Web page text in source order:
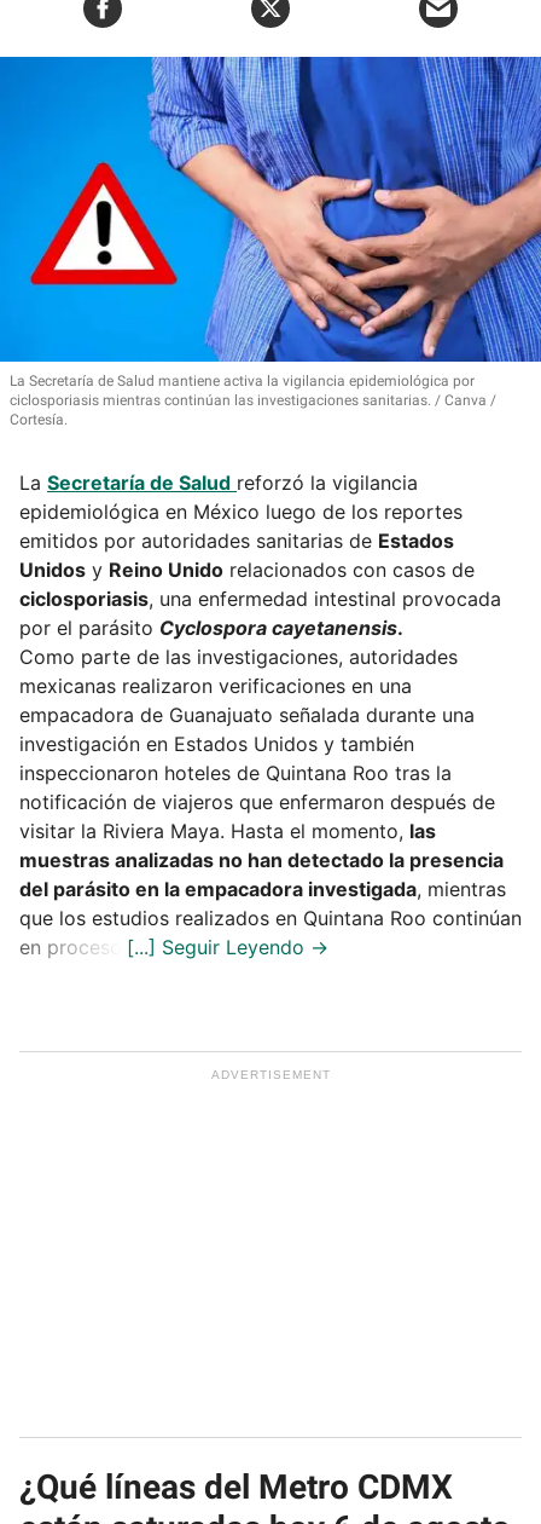
La Secretaría de Salud mantiene activa la vigilancia epidemiológica por
ciclosporiasis mientras continúan las investigaciones sanitarias.
Canva /
Cortesía.
La Secretaría de Salud reforzó la vigilancia
epidemiológica en México luego de los reportes
emitidos por autoridades sanitarias de Estados
Unidos y Reino Unido relacionados con casos de
ciclosporiasis, una enfermedad intestinal provocada
por el parásito Cyclospora cayetanensis.
Como parte de las investigaciones, autoridades
mexicanas realizaron verificaciones en una
empacadora de Guanajuato señalada durante una
investigación en Estados Unidos y también
inspeccionaron hoteles de Quintana Roo tras la
notificación de viajeros que enfermaron después de
visitar la Riviera Maya. Hasta el momento, las
muestras analizadas no han detectado la presencia
del parásito en la empacadora investigada, mientras
que los estudios realizados en Quintana Roo continúan
en proceso.
¿Qué líneas del Metro CDMX